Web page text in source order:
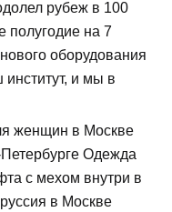
рубеж в 100
полугодие на 7
оборудования
и мы в
женщин в Москве
Одежда
с мехом внутри в
в Москве